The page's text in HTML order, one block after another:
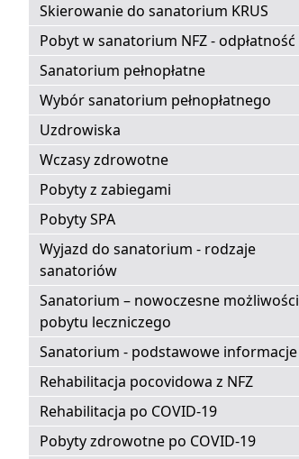
Skierowanie do sanatorium KRUS
Pobyt w sanatorium NFZ - odpłatność
Sanatorium pełnopłatne
Wybór sanatorium pełnopłatnego
Uzdrowiska
Wczasy zdrowotne
Pobyty z zabiegami
Pobyty SPA
Wyjazd do sanatorium - rodzaje
sanatoriów
Sanatorium – nowoczesne możliwości
pobytu leczniczego
Sanatorium - podstawowe informacje
Rehabilitacja pocovidowa z NFZ
Rehabilitacja po COVID-19
Pobyty zdrowotne po COVID-19